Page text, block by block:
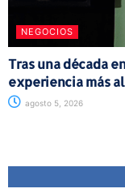
NEGOCIOS
Tras una década
experiencia más
agosto 5, 2026